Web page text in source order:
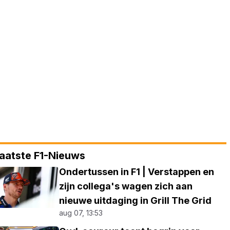
F1-Nieuws
Ondertussen in F1 | Verstappen en
zijn collega's wagen zich aan
nieuwe uitdaging in Grill The Grid
aug 07, 13:53